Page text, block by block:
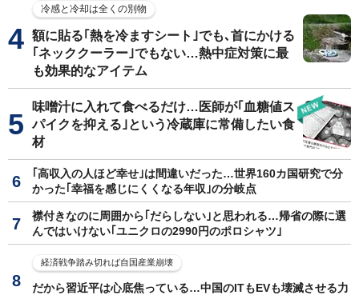
冷感と冷却は全くの別物
額に貼る｢熱を冷ますシート｣でも､首にかける
｢ネッククーラー｣でもない…熱中症対策に最
も効果的なアイテム
味噌汁に入れて食べるだけ…医師が｢血糖値ス
パイクを抑える｣という冷蔵庫に常備したい食
材
｢高収入の人ほど幸せ｣は間違いだった…世界160カ国研究で分
かった｢幸福を感じにくくなる年収｣の分岐点
襟付きなのに周囲から｢だらしない｣と思われる…帰省の際に選
んではいけない｢ユニクロの2990円のポロシャツ｣
経済戦争踏み切れば自国産業崩壊
だから習近平は心底焦っている…中国のITもEVも壊滅させる力